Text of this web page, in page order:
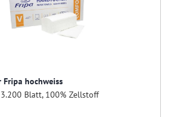
hochweiss
Blatt, 100% Zellstoff